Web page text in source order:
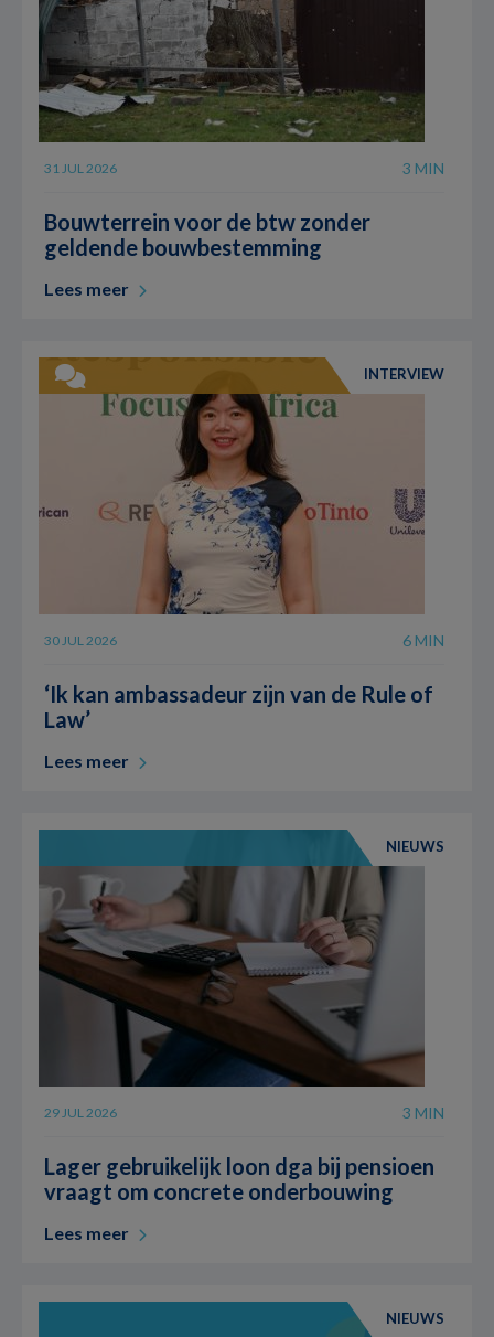
31 JUL 2026 3 MIN
Bouwterrein voor de btw zonder
geldende bouwbestemming
Lees meer
INTERVIEW
30 JUL 2026 6 MIN
‘Ik kan ambassadeur zijn van de Rule of
Law’
Lees meer
NIEUWS
29 JUL 2026 3 MIN
Lager gebruikelijk loon dga bij pensioen
vraagt om concrete onderbouwing
Lees meer
NIEUWS